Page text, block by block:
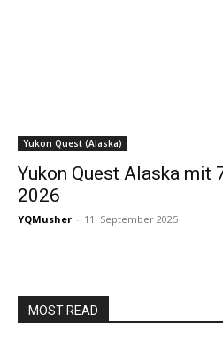
Yukon Quest (Alaska)
Yukon Quest Alaska mit
2026
YQMusher - 11. September 2025
MOST READ